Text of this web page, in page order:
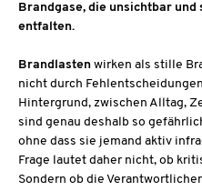
Brandgase, die unsichtbar
entfalten.
Brandlasten wirken als stille
nicht durch
Hintergrund, zwischen Alltag,
sind genau deshalb so
ohne dass sie jemand aktiv
Frage lautet daher nicht, ob
Sondern ob die